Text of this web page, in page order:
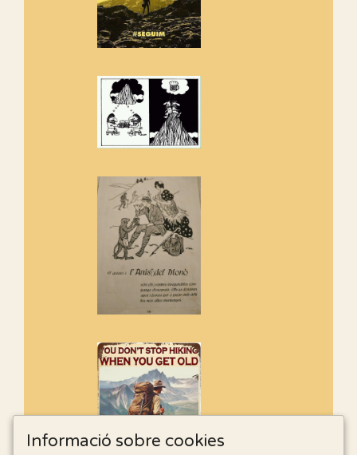
Amics de Sant Aniol d'Aguja
Els Centpeus estem implicats
amb la recuperació del refugi i
Informació sobre cookies